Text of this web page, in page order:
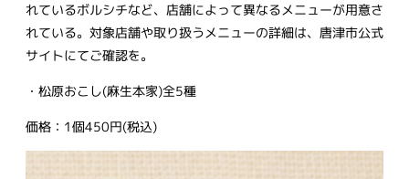
れているボルシチなど、店舗によって異なるメニューが用意さ
れている。対象店舗や取り扱うメニューの詳細は、唐津市公式
サイトにてご確認を。
・松原おこし(麻生本家)全5種
価格：1個450円(税込)